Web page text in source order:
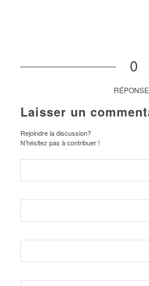
0
Laisser un
Rejoindre la discussion?
N’hésitez pas à contribuer !